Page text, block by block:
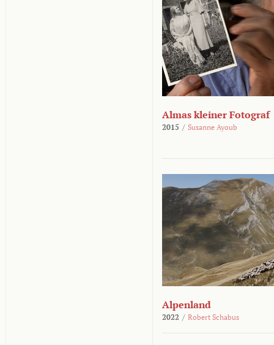
Almas kleiner Fotograf
2015 / Susanne Ayoub
Alpenland
2022 / Robert Schabus